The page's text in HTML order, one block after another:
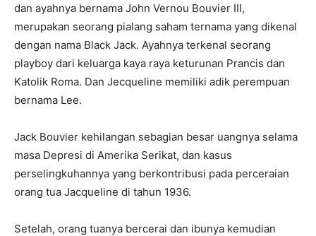
dan ayahnya bernama John Vernou Bouvier III,
merupakan seorang pialang saham ternama yang dikenal
dengan nama Black Jack. Ayahnya terkenal seorang
playboy dari keluarga kaya raya keturunan Prancis dan
Katolik Roma. Dan Jecqueline memiliki adik perempuan
bernama Lee.
Jack Bouvier kehilangan sebagian besar uangnya selama
masa Depresi di Amerika Serikat, dan kasus
perselingkuhannya yang berkontribusi pada perceraian
orang tua Jacqueline di tahun 1936.
Setelah, orang tuanya bercerai dan ibunya kemudian